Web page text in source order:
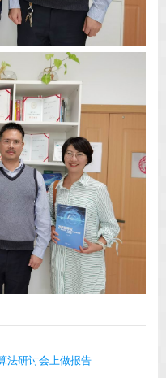
法研讨会上做报告